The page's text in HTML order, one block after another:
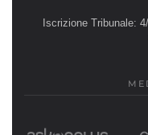
Iscrizione Tribunale: